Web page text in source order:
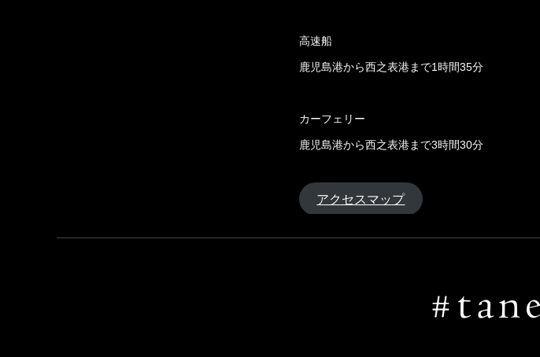
高速船
鹿児島港から西之表港まで1時間35分
カーフェリー
鹿児島港から西之表港まで3時間30分
アクセスマップ